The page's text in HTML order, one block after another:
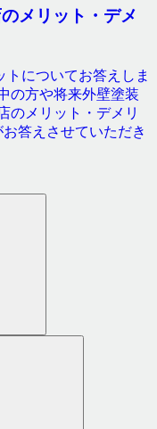
メリット・デメ
についてお答えしま
方や将来外壁塗装
のメリット・デメリ
答えさせていただき